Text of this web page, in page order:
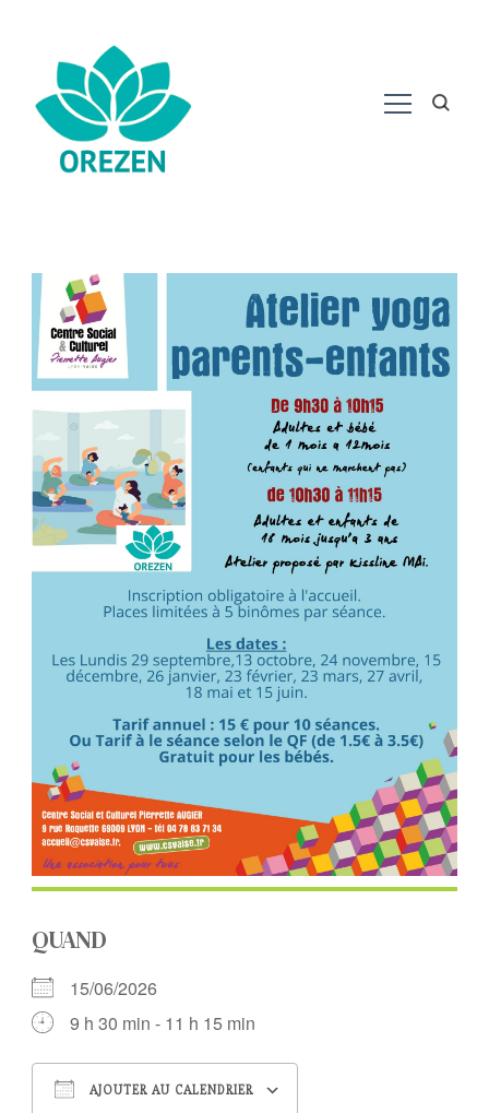
QUAND
15/06/2026
9 h 30 min - 11 h 15 min
AJOUTER AU CALENDRIER